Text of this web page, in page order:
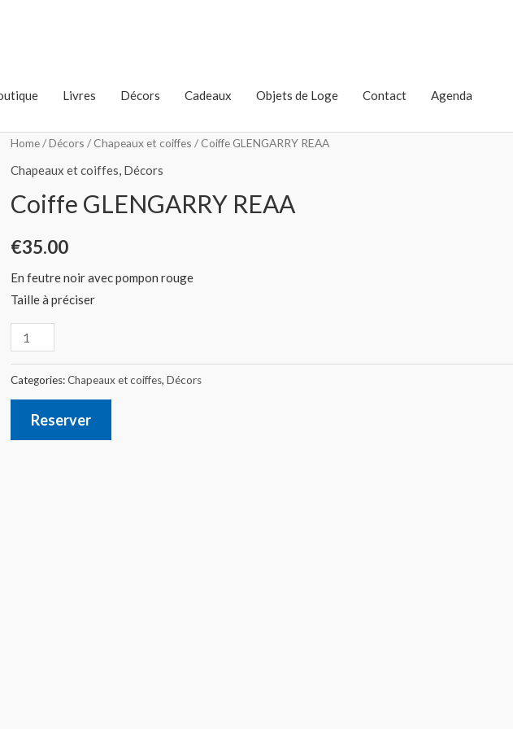
Livres Décors Cadeaux Objets de Loge Contact Agenda
Home/Décors /Chapeaux et coiffes / Coiffe GLENGARRY REAA
Chapeaux et coiffes, Décors
Coiffe GLENGARRY REAA
€35.00
En feutre noir avec pompon rouge
Taille à préciser
Categories:Chapeaux et coiffes, Décors
Reserver